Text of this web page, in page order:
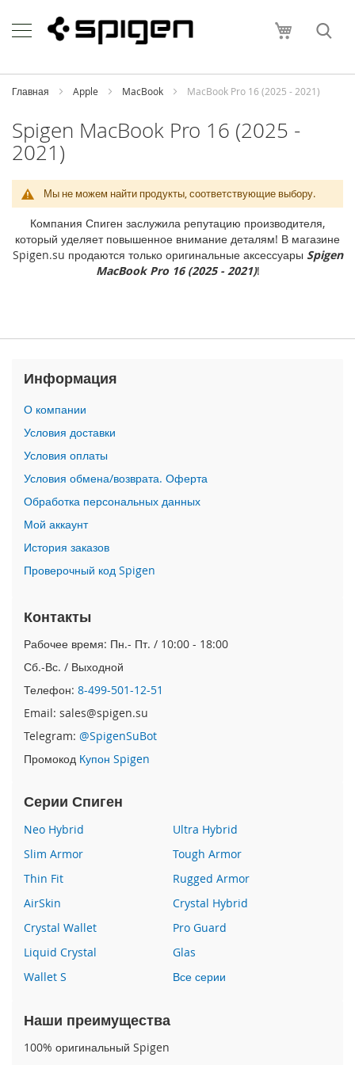
to
Content
Моя
h
o
i
P
h
o
n
1
7
x
i
h
n
e
1
7
P
r
o
i
P
n
A
i
r
i
P
h
o
n
1
P
h
n
1
6
r
a
Главная Apple MacBook MacBook Pro 16 (2025 - 2021)
Spigen MacBook Pro 16 (2025 -
2021)
Мы не можем найти продукты, соответствующие выбору.
Компания Спиген заслужила репутацию производителя,
который уделяет повышенное внимание деталям! В магазине
Spigen.su продаются только оригинальные аксессуары Spigen
MacBook Pro 16 (2025 - 2021)!
Информация
О компании
Условия доставки
Условия оплаты
Условия обмена/возврата. Оферта
Обработка персональных данных
Мой аккаунт
История заказов
Проверочный код Spigen
Контакты
Рабочее время: Пн.- Пт. / 10:00 - 18:00
Сб.-Вс. / Выходной
Телефон: 8-499-501-12-51
Email: sales@spigen.su
Telegram: @SpigenSuBot
Промокод Купон Spigen
Серии Спиген
Neo Hybrid
Ultra Hybrid
Slim Armor
Tough Armor
Thin Fit
Rugged Armor
AirSkin
Crystal Hybrid
Crystal Wallet
Pro Guard
Liquid Crystal
Glas
Wallet S
Все серии
Наши преимущества
100% оригинальный Spigen